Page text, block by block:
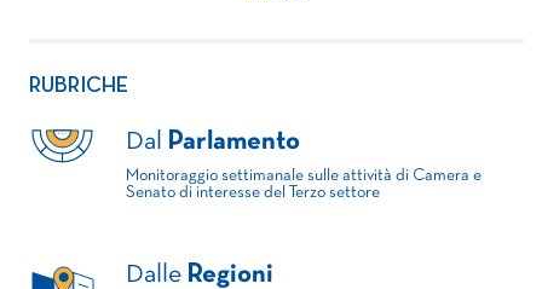
RUBRICHE
Dal Parlamento
Monitoraggio settimanale sulle attività di Camera e
Senato di interesse del Terzo settore
Dalle Regioni